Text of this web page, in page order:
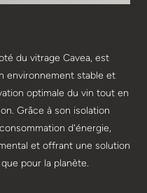
du vitrage Cavea, est
environnement stable et
optimale du vin tout en
Grâce à son isolation
d'énergie,
et offrant une solution
pour la planète.